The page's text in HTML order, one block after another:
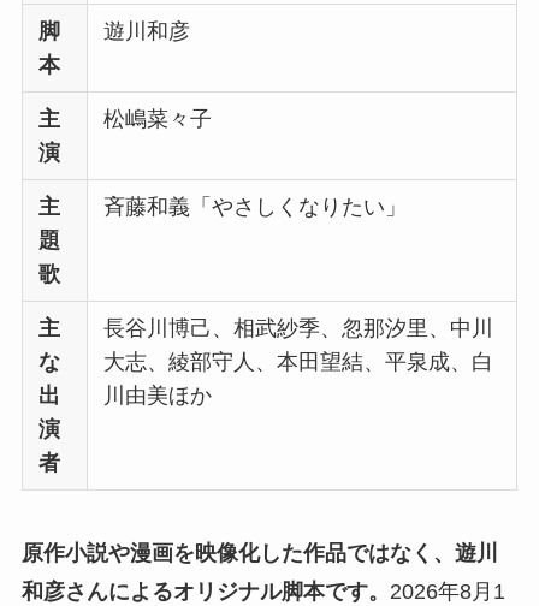
脚
本
遊川和彦
主
演
松嶋菜々子
主
題
歌
斉藤和義「やさしくなりたい」
主
な
出
演
者
長谷川博己、相武紗季、忽那汐里、中川
大志、綾部守人、本田望結、平泉成、白
川由美ほか
原作小説や漫画を映像化した作品ではなく、遊川
和彦さんによるオリジナル脚本です。 2026年8月1